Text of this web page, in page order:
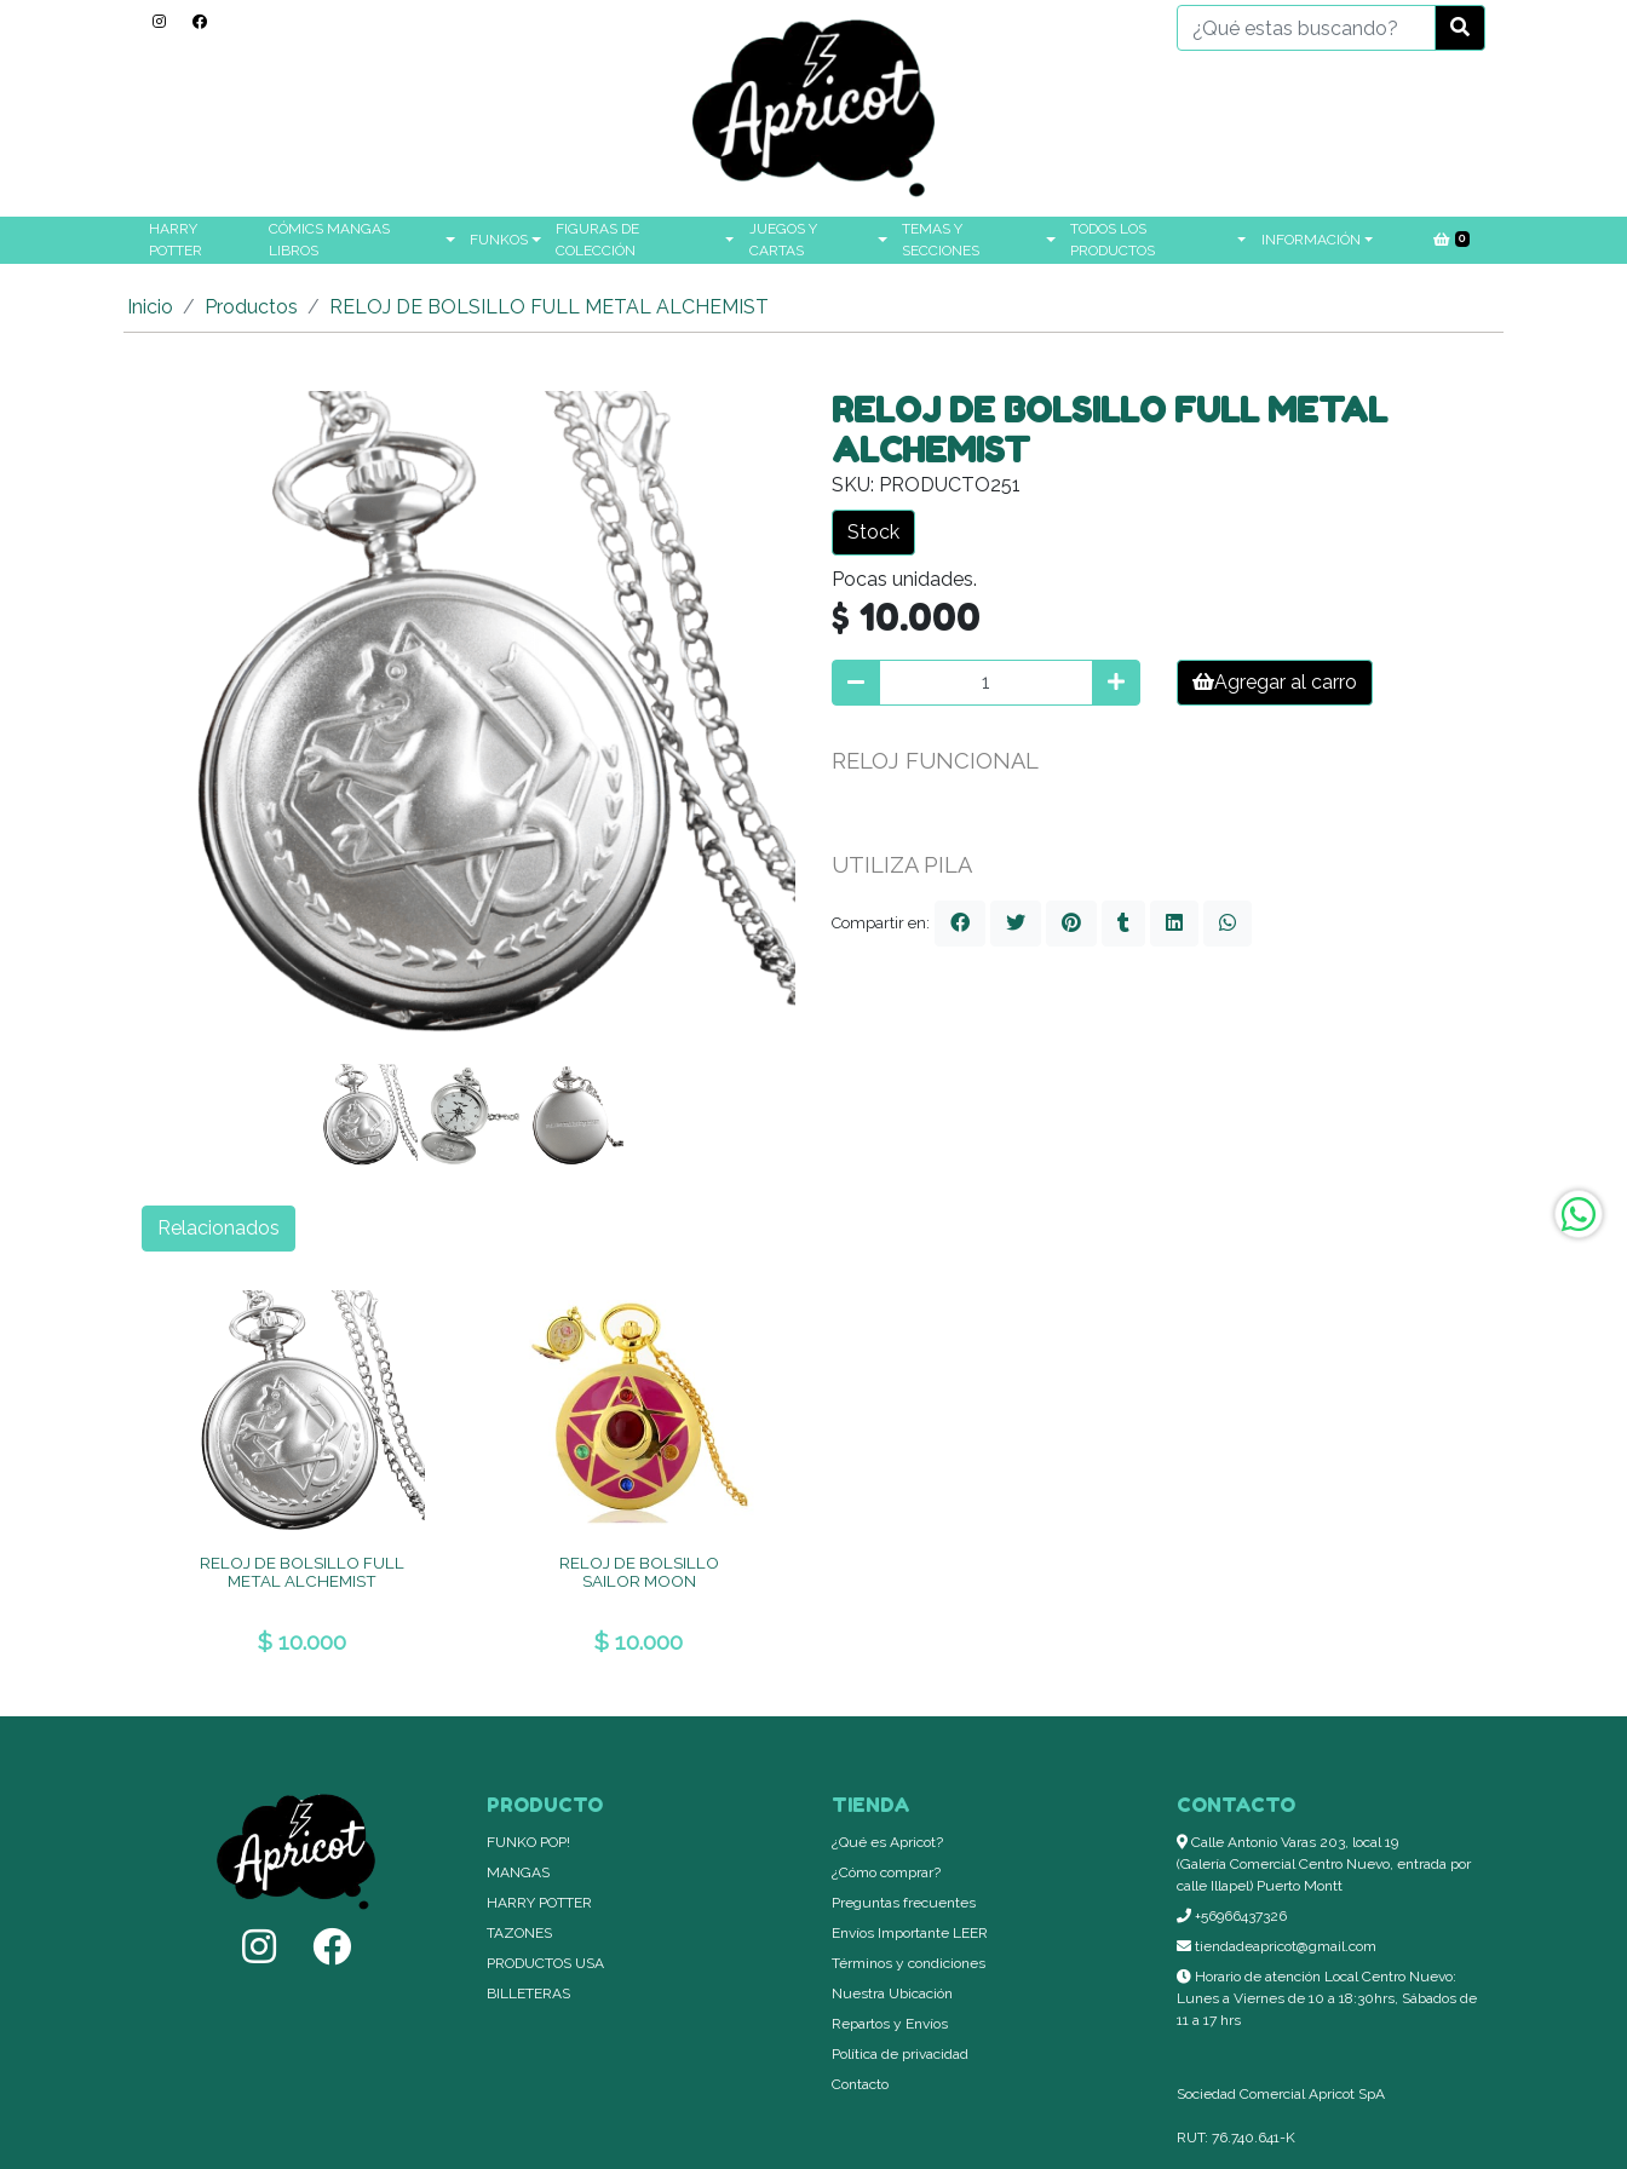
HARRY
POTTER
CÓMICS MANGAS
LIBROS
FUNKOS
FIGURAS DE
COLECCIÓN
JUEGOS Y
CARTAS
TEMAS Y
SECCIONES
TODOS LOS
PRODUCTOS
INFORMACIÓN 0
Inicio Productos RELOJ DE BOLSILLO FULL METAL ALCHEMIST
RELOJ DE BOLSILLO FULL METAL
ALCHEMIST
SKU: PRODUCTO251
Stock
Pocas unidades.
$ 10.000
Agregar al carro
RELOJ FUNCIONAL
UTILIZA PILA
Compartir en:
RELOJ DE BOLSILLO FULL
METAL ALCHEMIST
$ 10.000
RELOJ DE BOLSILLO
SAILOR MOON
$ 10.000
Relacionados
PRODUCTO
FUNKO POP!
MANGAS
HARRY POTTER
TAZONES
PRODUCTOS USA
BILLETERAS
TIENDA
¿Qué es Apricot?
¿Cómo comprar?
Preguntas frecuentes
Envíos Importante LEER
Términos y condiciones
Nuestra Ubicación
Repartos y Envíos
Política de privacidad
Contacto
CONTACTO
Calle Antonio Varas 203, local 19
(Galería Comercial Centro Nuevo, entrada por
calle Illapel) Puerto Montt
+56966437326
tiendadeapricot@gmail.com
Horario de atención Local Centro Nuevo:
Lunes a Viernes de 10 a 18:30hrs, Sábados de
11 a 17 hrs
Sociedad Comercial Apricot SpA
RUT: 76.740.641-K